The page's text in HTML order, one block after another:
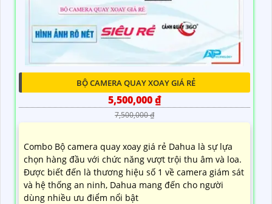
BỘ CAMERA QUAY XOAY GIÁ RẺ
5,500,000 ₫
7,500,000 ₫
Combo Bộ camera quay xoay giá rẻ Dahua là sự lựa
chọn hàng đầu với chức năng vượt trội thu âm và loa.
Được biết đến là thương hiệu số 1 về camera giám sát
và hệ thống an ninh, Dahua mang đến cho người
dùng nhiều ưu điểm nổi bật